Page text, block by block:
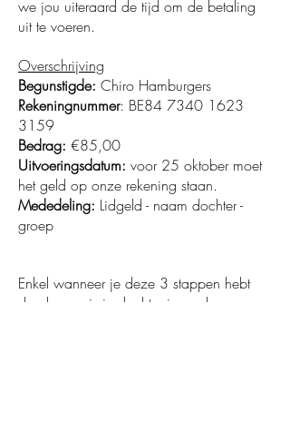
we jou uiteraard de tijd om de betaling
uit te voeren.
Overschrijving
Begunstigde: Chiro Hamburgers
Rekeningnummer: BE84 7340 1623
3159
Bedrag: €85,00
Uitvoeringsdatum: voor 25 oktober moet
het geld op onze rekening staan.
Mededeling: Lidgeld - naam dochter -
groep
Enkel wanneer je deze 3 stappen hebt
doorlopen, is je dochter ingeschreven en